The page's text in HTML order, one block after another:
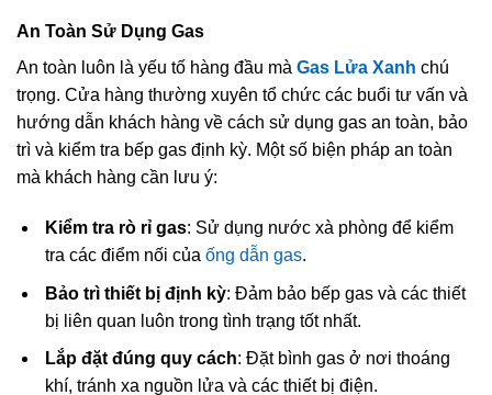
An Toàn Sử Dụng Gas
An toàn luôn là yếu tố hàng đầu mà Gas Lửa Xanh chú
trọng. Cửa hàng thường xuyên tổ chức các buổi tư vấn và
hướng dẫn khách hàng về cách sử dụng gas an toàn, bảo
trì và kiểm tra bếp gas định kỳ. Một số biện pháp an toàn
mà khách hàng cần lưu ý:
Kiểm tra rò rỉ gas: Sử dụng nước xà phòng để kiểm
tra các điểm nối của ống dẫn gas.
Bảo trì thiết bị định kỳ: Đảm bảo bếp gas và các thiết
bị liên quan luôn trong tình trạng tốt nhất.
Lắp đặt đúng quy cách: Đặt bình gas ở nơi thoáng
khí, tránh xa nguồn lửa và các thiết bị điện.